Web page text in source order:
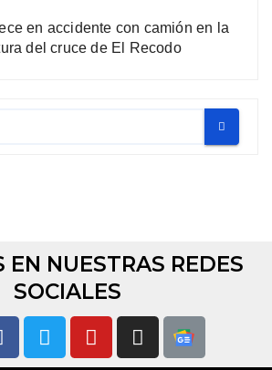
en accidente con camión en la
del cruce de El Recodo
EN NUESTRAS REDES
SOCIALES